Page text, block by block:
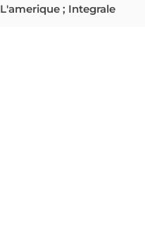
L'amerique ; Integrale